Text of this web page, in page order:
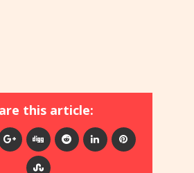
this article: